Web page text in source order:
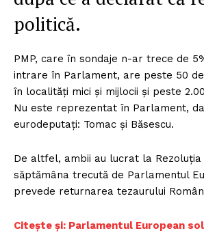
politică.
PMP, care în sondaje n-ar trece de
intrare în Parlament, are peste 50
în localități mici și mijlocii și peste
Nu este reprezentat în Parlament,
eurodeputați: Tomac și Băsescu.
De altfel, ambii au lucrat la
săptămâna trecută de Parlamentul
prevede returnarea tezaurului
Citește și: Parlamentul European